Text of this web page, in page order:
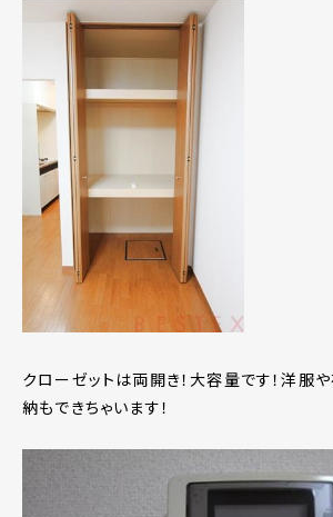
クローゼットは両開き！大容量です！洋服
納もできちゃいます！